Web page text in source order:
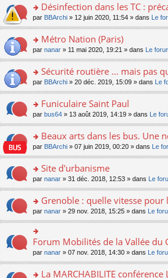
e
nt
u
s
ré
e
nt
lu
le
pl
u
s
e
nt
g
e
n
o
lu
pl
u
s
c
e
nt
e
s
a
g
e
n
n
lu
le
pl
u
c
e
nt
ult
er
le
m
e
a
g
e
n
n
le
pl
u
ré
c
e
nt
o
n
ult
er
le
m
e
a
g
e
n
n
le
pl
u
ré
c
e
nt
Désinfection dans les TC :
par BBArchi » 12 juin 2020, 11:54 » dans Le
o
n
ult
er
le
m
e
a
g
e
n
n
le
pl
u
s
ré
c
e
nt
Métro Nation (Paris)
par nanar » 11 mai 2020, 19:21 » dans Le
o
n
ult
er
le
m
e
a
g
e
n
n
le
pl
u
s
Sécurité routière ... mais pas
par BBArchi » 20 déc. 2019, 15:09 » dans Le
o
n
ult
er
le
m
e
a
g
e
n
o
lu
pl
Funiculaire Saint Paul
par bus64 » 13 août 2019, 14:19 » dans Le
o
n
ult
er
le
m
e
s
g
e
n
o
Beaux arts dans les bus. Une
par BBArchi » 07 juin 2019, 00:20 » dans Le
o
n
ult
er
le
m
e
s
Site d'urbanisme
par nanar » 31 déc. 2018, 12:53 » dans Le
o
n
s
ult
er
le
m
e
Grenoble : quelle vitesse pour
par nanar » 29 nov. 2018, 15:25 » dans Le
o
n
Forum Mobilités de la Vallée du
par nanar » 07 nov. 2018, 14:30 » dans Le
La MARCHABILITE